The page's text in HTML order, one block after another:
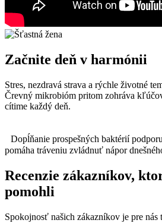
Začnite deň v harmónii
Stres, nezdravá strava a rýchle životné
Črevný mikrobióm pritom zohráva
cítime každý deň.
Dopĺňanie prospešných baktérií
pomáha tráveniu zvládnuť nápor
Recenzie zákazníkov,
pomohli
Spokojnosť našich zákazníkov je pre